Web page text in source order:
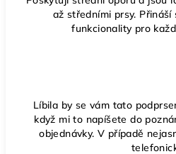
až středními prsy.
funkcionality pro
Líbila by se vám tato
když mi to napíšete do
objednávky. V případě